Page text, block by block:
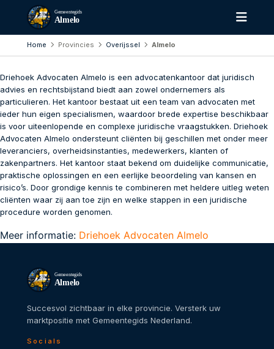
Gemeentegids
Almelo
Home Provincies Overijssel Almelo
Driehoek Advocaten Almelo is een advocatenkantoor dat juridisch
advies en rechtsbijstand biedt aan zowel ondernemers als
particulieren. Het kantoor bestaat uit een team van advocaten met
ieder hun eigen specialismen, waardoor brede expertise beschikbaar
is voor uiteenlopende en complexe juridische vraagstukken. Driehoek
Advocaten Almelo ondersteunt cliënten bij geschillen met onder meer
leveranciers, overheidsinstanties, medewerkers, klanten of
zakenpartners. Het kantoor staat bekend om duidelijke communicatie,
praktische oplossingen en een eerlijke beoordeling van kansen en
risico’s. Door grondige kennis te combineren met heldere uitleg weten
cliënten waar zij aan toe zijn en welke stappen in een juridische
procedure worden genomen.
Meer informatie: Driehoek Advocaten Almelo
Gemeentegids
Almelo
Succesvol zichtbaar in elke provincie. Versterk uw
marktpositie met Gemeentegids Nederland.
Socials